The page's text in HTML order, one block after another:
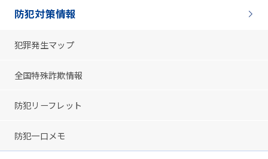
防犯対策情報
犯罪発生マップ
全国特殊詐欺情報
防犯リーフレット
防犯一口メモ